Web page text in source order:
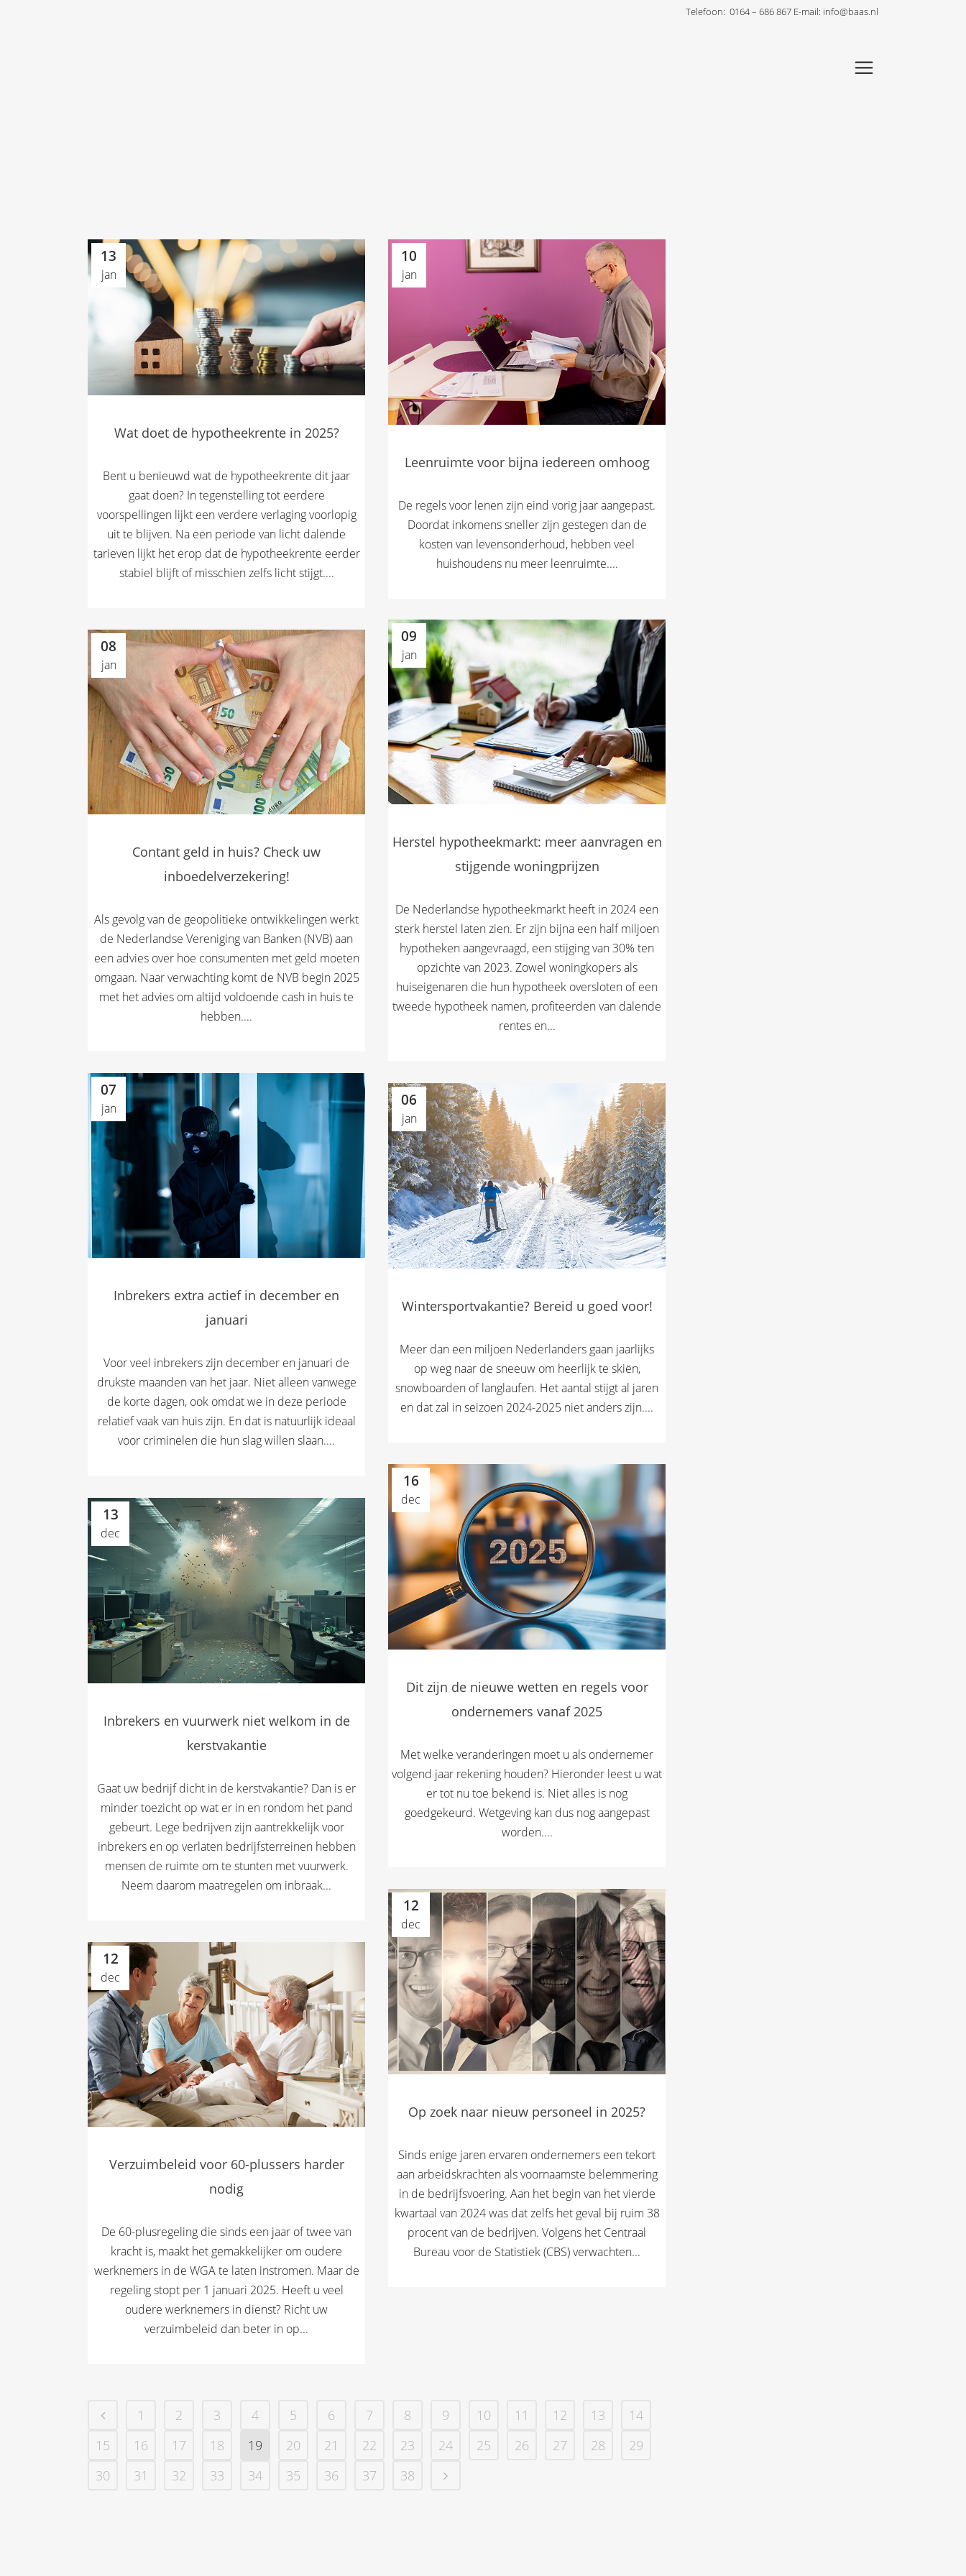
Telefoon: 0164 – 686 867 E-mail: info@baas.nl
13
jan
Wat doet de hypotheekrente in 2025?
Bent u benieuwd wat de hypotheekrente dit jaar
gaat doen? In tegenstelling tot eerdere
voorspellingen lijkt een verdere verlaging voorlopig
uit te blijven. Na een periode van licht dalende
tarieven lijkt het erop dat de hypotheekrente eerder
stabiel blijft of misschien zelfs licht stijgt....
10
jan
Leenruimte voor bijna iedereen omhoog
De regels voor lenen zijn eind vorig jaar aangepast.
Doordat inkomens sneller zijn gestegen dan de
kosten van levensonderhoud, hebben veel
huishoudens nu meer leenruimte....
09
jan
Herstel hypotheekmarkt: meer aanvragen en
stijgende woningprijzen
De Nederlandse hypotheekmarkt heeft in 2024 een
sterk herstel laten zien. Er zijn bijna een half miljoen
hypotheken aangevraagd, een stijging van 30% ten
opzichte van 2023. Zowel woningkopers als
huiseigenaren die hun hypotheek oversloten of een
tweede hypotheek namen, profiteerden van dalende
rentes en...
08
jan
Contant geld in huis? Check uw
inboedelverzekering!
Als gevolg van de geopolitieke ontwikkelingen werkt
de Nederlandse Vereniging van Banken (NVB) aan
een advies over hoe consumenten met geld moeten
omgaan. Naar verwachting komt de NVB begin 2025
met het advies om altijd voldoende cash in huis te
hebben....
07
jan
Inbrekers extra actief in december en
januari
Voor veel inbrekers zijn december en januari de
drukste maanden van het jaar. Niet alleen vanwege
de korte dagen, ook omdat we in deze periode
relatief vaak van huis zijn. En dat is natuurlijk ideaal
voor criminelen die hun slag willen slaan....
06
jan
Wintersportvakantie? Bereid u goed voor!
Meer dan een miljoen Nederlanders gaan jaarlijks
op weg naar de sneeuw om heerlijk te skiën,
snowboarden of langlaufen. Het aantal stijgt al jaren
en dat zal in seizoen 2024-2025 niet anders zijn....
16
dec
Dit zijn de nieuwe wetten en regels voor
ondernemers vanaf 2025
Met welke veranderingen moet u als ondernemer
volgend jaar rekening houden? Hieronder leest u wat
er tot nu toe bekend is. Niet alles is nog
goedgekeurd. Wetgeving kan dus nog aangepast
worden....
13
dec
Inbrekers en vuurwerk niet welkom in de
kerstvakantie
Gaat uw bedrijf dicht in de kerstvakantie? Dan is er
minder toezicht op wat er in en rondom het pand
gebeurt. Lege bedrijven zijn aantrekkelijk voor
inbrekers en op verlaten bedrijfsterreinen hebben
mensen de ruimte om te stunten met vuurwerk.
Neem daarom maatregelen om inbraak...
12
dec
Op zoek naar nieuw personeel in 2025?
Sinds enige jaren ervaren ondernemers een tekort
aan arbeidskrachten als voornaamste belemmering
in de bedrijfsvoering. Aan het begin van het vierde
kwartaal van 2024 was dat zelfs het geval bij ruim 38
procent van de bedrijven. Volgens het Centraal
Bureau voor de Statistiek (CBS) verwachten...
12
dec
Verzuimbeleid voor 60-plussers harder
nodig
De 60-plusregeling die sinds een jaar of twee van
kracht is, maakt het gemakkelijker om oudere
werknemers in de WGA te laten instromen. Maar de
regeling stopt per 1 januari 2025. Heeft u veel
oudere werknemers in dienst? Richt uw
verzuimbeleid dan beter in op...
1 2 3 4 5 6 7 8 9 10 11 12 13
14
15
16 17 18 19 20 21 22 23 24 25 26 27 28
29
30
31 32 33 34 35 36 37 38